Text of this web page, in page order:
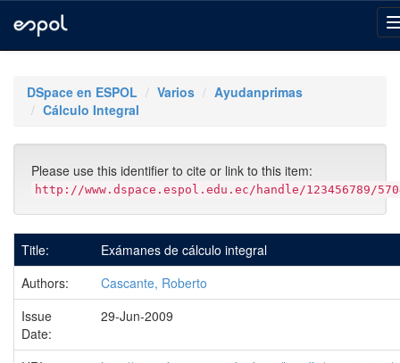
navigationDSpace en ESPOL Varios
Ayudanprimas
Cálculo Integral
Please use this identifier to cite or link to this item:
http://www.dspace.espol.edu.ec/handle/123456789/
Title:
Exámanes de cálculo integral
Authors:
Cascante, Roberto
Issue
Date:
29-Jun-2009